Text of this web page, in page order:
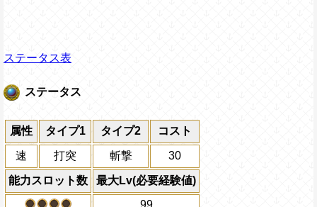
ステータス表
ステータス
属性 タイプ1 タイプ2 コスト
速 打突 斬撃 30
能力スロット数
最大Lv(必要経験値)
99